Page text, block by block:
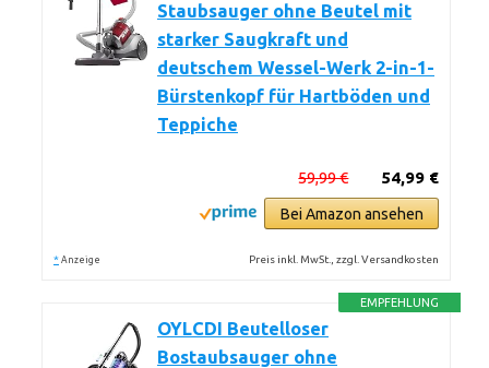
Staubsauger ohne Beutel mit
starker Saugkraft und
deutschem Wessel-Werk 2-in-1-
Bürstenkopf für Hartböden und
Teppiche
54,99 €
59,99 €
Bei Amazon ansehen
* Anzeige Preis inkl. MwSt., zzgl. Versandkosten
EMPFEHLUNG
OYLCDI Beutelloser
Bostaubsauger ohne